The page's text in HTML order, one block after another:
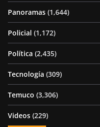
Panoramas (1,644)
Policial (1,172)
Política (2,435)
Tecnología (309)
Temuco (3,306)
Videos (229)